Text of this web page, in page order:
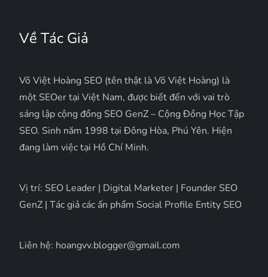
Về Tác Giả
Võ Việt Hoàng SEO (tên thật là Võ Việt Hoàng) là
một SEOer tại Việt Nam, được biết đến với vai trò
sáng lập cộng đồng SEO GenZ – Cộng Đồng Học Tập
SEO. Sinh năm 1998 tại Đông Hòa, Phú Yên. Hiện
đang làm việc tại Hồ Chí Minh.
Vị trí: SEO Leader | Digital Marketer | Founder SEO
GenZ | Tác giả các ấn phẩm Social Profile Entity SEO
Liên hệ: hoangvv.blogger@gmail.com